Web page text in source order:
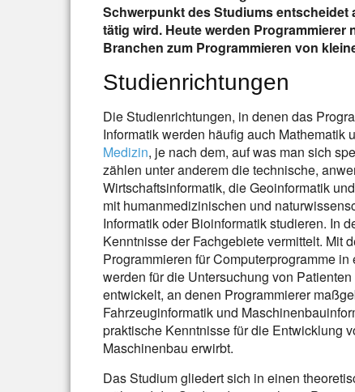
Schwerpunkt des Studiums entscheidet
tätig wird. Heute werden
Branchen zum Programmieren von
Studienrichtungen
Die Studienrichtungen, in denen das
Informatik werden häufig auch
Medizin, je nach dem, auf was man sich
zählen unter anderem die technische,
Wirtschaftsinformatik, die Geoinformatik
mit humanmedizinischen und
Informatik oder Bioinformatik studieren. In
Kenntnisse der Fachgebiete vermittelt. Mit
Programmieren für Computerprogramme
werden für die Untersuchung von
entwickelt, an denen Programmierer
Fahrzeuginformatik und
praktische Kenntnisse für die Entwicklung
Maschinenbau erwirbt.
Das Studium gliedert sich in einen